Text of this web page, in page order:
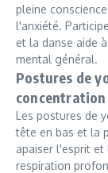
pleine
l'anxiété.
et la danse aide
mental général.
Postures de
concentration
Les postures de
tête en bas et la
apaiser l'esprit
respiration